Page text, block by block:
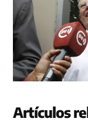
Artículos